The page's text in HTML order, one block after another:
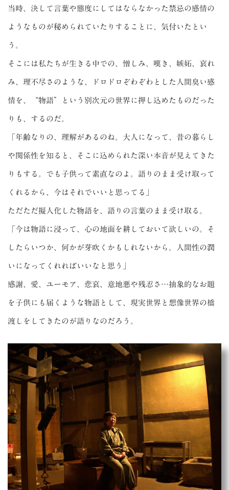
当時、決して言葉や態度にしてはならなかった禁忌の感情の
ようなものが秘められていたりすることに、気付いたとい
う。
そこには私たちが生きる中での、憎しみ、嘆き、嫉妬、哀れ
み、理不尽さのような、ドロドロぞわぞわとした人間臭い感
情を、“物語”という別次元の世界に押し込めたものだった
りも、するのだ。
「年齢なりの、理解があるのね。大人になって、昔の暮らし
や関係性を知ると、そこに込められた深い本音が見えてきた
りもする。でも子供って素直なのよ。語りのまま受け取って
くれるから、今はそれでいいと思ってる」
ただただ擬人化した物語を、語りの言葉のまま受け取る。
「今は物語に浸って、心の地面を耕しておいて欲しいの。そ
したらいつか、何かが芽吹くかもしれないから。人間性の潤
いになってくれればいいなと思う」
感謝、愛、ユーモア、悲哀、意地悪や残忍さ…抽象的なお題
を子供にも届くような物語として、現実世界と想像世界の橋
渡しをしてきたのが語りなのだろう。